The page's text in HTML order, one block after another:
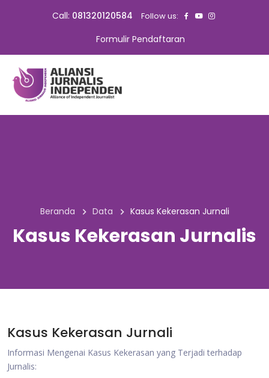
Call: 081320120584 Follow us:
Formulir Pendaftaran
Beranda Data Kasus Kekerasan Jurnali
Kasus Kekerasan Jurnalis
Kasus Kekerasan Jurnali
Informasi Mengenai Kasus Kekerasan yang Terjadi terhadap
Jurnalis: